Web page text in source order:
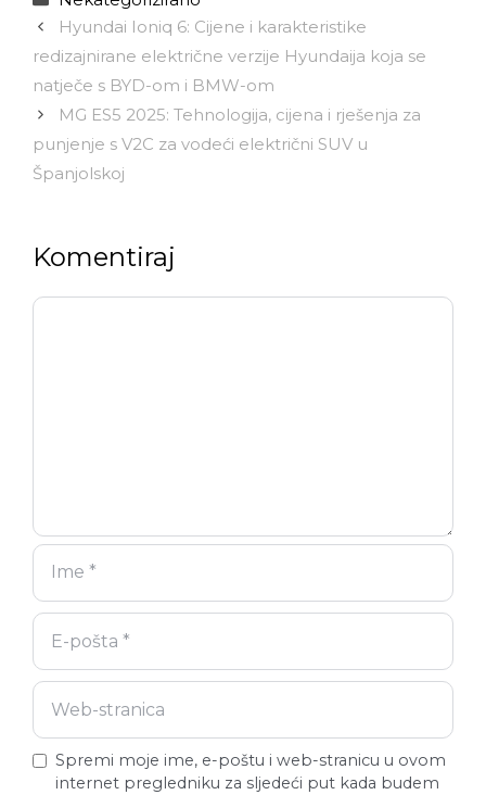
Hyundai Ioniq 6: Cijene i karakteristike
redizajnirane električne verzije Hyundaija koja se
natječe s BYD-om i BMW-om
MG ES5 2025: Tehnologija, cijena i rješenja za
punjenje s V2C za vodeći električni SUV u
Španjolskoj
Komentiraj
Komentar
Ime
E-
Web-
Spremi moje ime, e-poštu i web-stranicu u ovom
internet pregledniku za sljedeći put kada budem